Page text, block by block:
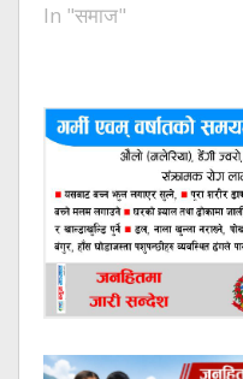
In "समाज"